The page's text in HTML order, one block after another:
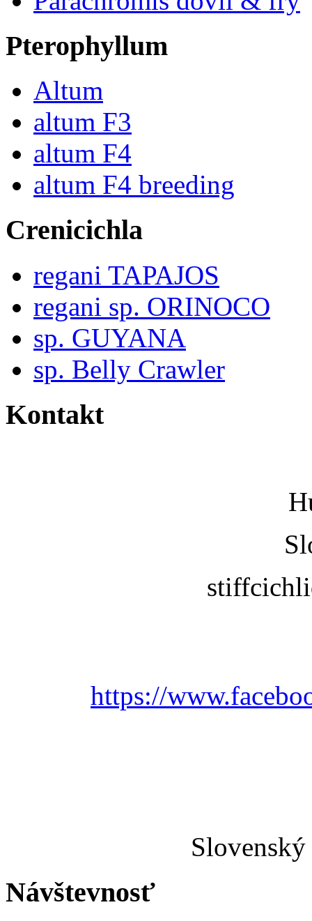
Pterophyllum
Altum
altum F3
altum F4
altum F4 breeding
Crenicichla
regani TAPAJOS
regani sp. ORINOCO
sp. GUYANA
sp. Belly Crawler
Kontakt
https://
Návštevnosť